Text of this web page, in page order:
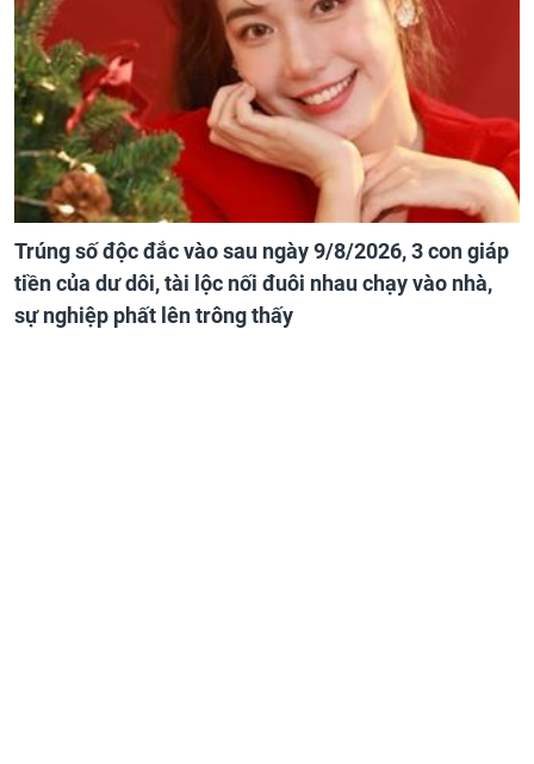
Trúng số độc đắc vào sau ngày 9/8/2026, 3 con giáp
tiền của dư dôi, tài lộc nối đuôi nhau chạy vào nhà,
sự nghiệp phất lên trông thấy